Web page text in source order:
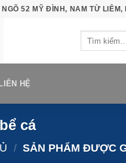
52 MỸ ĐÌNH, NAM TỪ
LIÊN HỆ
cá
/ SẢN PHẨM ĐƯỢC